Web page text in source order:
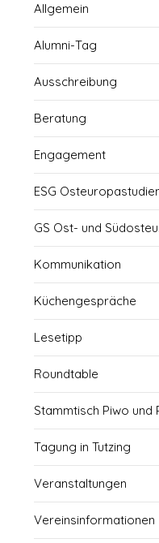
Allgemein
Alumni-Tag
Ausschreibung
Beratung
Engagement
ESG
GS Ost- und
Kommunikation
Küchengespräche
Lesetipp
Roundtable
Stammtisch Piwo und
Tagung in Tutzing
Veranstaltungen
Vereinsinformationen